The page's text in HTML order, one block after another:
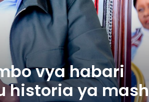
vya habari
historia ya